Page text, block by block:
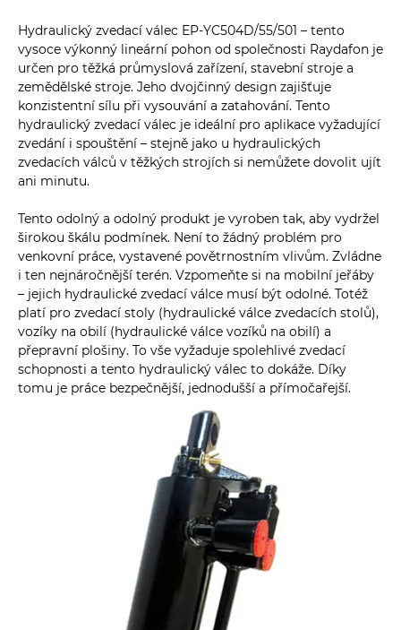
Hydraulický zvedací válec EP-YC504D/55/501 – tento
vysoce výkonný lineární pohon od společnosti Raydafon je
určen pro těžká průmyslová zařízení, stavební stroje a
zemědělské stroje. Jeho dvojčinný design zajišťuje
konzistentní sílu při vysouvání a zatahování. Tento
hydraulický zvedací válec je ideální pro aplikace vyžadující
zvedání i spouštění – stejně jako u hydraulických
zvedacích válců v těžkých strojích si nemůžete dovolit ujít
ani minutu.
Tento odolný a odolný produkt je vyroben tak, aby vydržel
širokou škálu podmínek. Není to žádný problém pro
venkovní práce, vystavené povětrnostním vlivům. Zvládne
i ten nejnáročnější terén. Vzpomeňte si na mobilní jeřáby
– jejich hydraulické zvedací válce musí být odolné. Totéž
platí pro zvedací stoly (hydraulické válce zvedacích stolů),
vozíky na obilí (hydraulické válce vozíků na obilí) a
přepravní plošiny. To vše vyžaduje spolehlivé zvedací
schopnosti a tento hydraulický válec to dokáže. Díky
tomu je práce bezpečnější, jednodušší a přímočařejší.